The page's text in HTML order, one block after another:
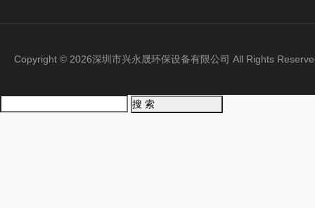
Copyright © 2026深圳市兴永晟环保设备有限公司 All Rights